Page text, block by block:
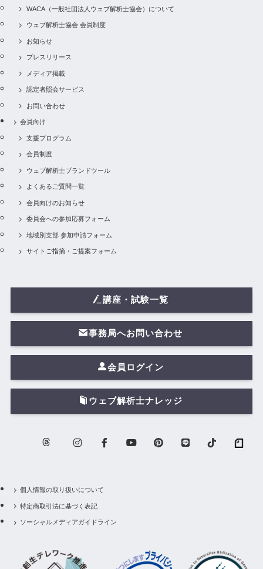
WACA（一般社団法人ウェブ解析士協会）について
ウェブ解析士協会 会員制度
お知らせ
プレスリリース
メディア掲載
認定者照会サービス
お問い合わせ
会員向け
支援プログラム
会員制度
ウェブ解析士ブランドツール
よくあるご質問一覧
会員向けのお知らせ
委員会への参加応募フォーム
地域別支部 参加申請フォーム
サイトご指摘・ご提案フォーム
講座・試験一覧
事務局へお問い合わせ
会員ログイン
ウェブ解析士ナレッジ
個人情報の取り扱いについて
特定商取引法に基づく表記
ソーシャルメディアガイドライン